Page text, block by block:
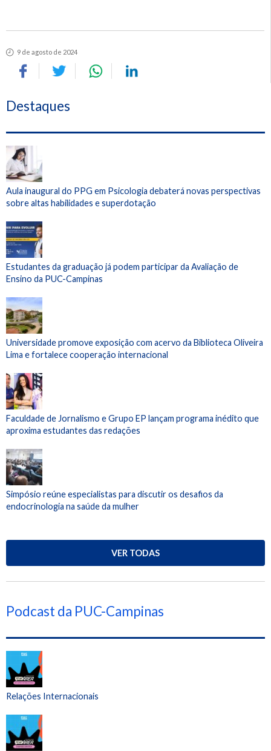
9 de agosto de 2024
Destaques
Aula inaugural do PPG em Psicologia debaterá novas perspectivas
sobre altas habilidades e superdotação
Estudantes da graduação já podem participar da Avaliação de
Ensino da PUC-Campinas
Universidade promove exposição com acervo da Biblioteca Oliveira
Lima e fortalece cooperação internacional
Faculdade de Jornalismo e Grupo EP lançam programa inédito que
aproxima estudantes das redações
Simpósio reúne especialistas para discutir os desafios da
endocrinologia na saúde da mulher
VER TODAS
Podcast da PUC-Campinas
Relações Internacionais